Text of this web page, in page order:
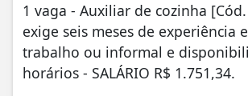
1 vaga - Auxiliar de cozinha
exige seis meses de experiência
trabalho ou informal e
horários - SALÁRIO R$ 1.751,34.